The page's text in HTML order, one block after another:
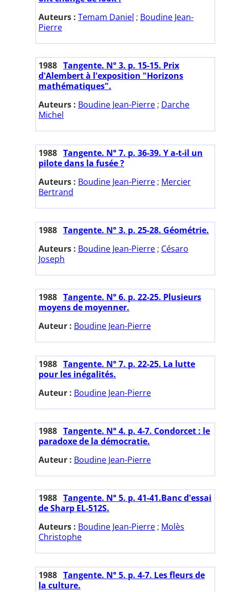
Auteurs : Temam Daniel ; Boudine Jean-
Pierre
1988 Tangente. N° 3. p. 15-15. Prix
d'Alembert à l'exposition "Horizons
mathématiques".
Auteurs : Boudine Jean-Pierre ; Darche
Michel
1988 Tangente. N° 7. p. 36-39. Y a-t-il un
pilote dans la fusée ?
Auteurs : Boudine Jean-Pierre ; Mercier
Bertrand
1988 Tangente. N° 3. p. 25-28. Géométrie.
Auteurs : Boudine Jean-Pierre ; Césaro
Joseph
1988 Tangente. N° 6. p. 22-25. Plusieurs
moyens de moyenner.
Auteur : Boudine Jean-Pierre
1988 Tangente. N° 7. p. 22-25. La lutte
pour les inégalités.
Auteur : Boudine Jean-Pierre
1988 Tangente. N° 4. p. 4-7. Condorcet : le
paradoxe de la démocratie.
Auteur : Boudine Jean-Pierre
1988 Tangente. N° 5. p. 41-41.Banc d'essai
de Sharp EL-512S.
Auteurs : Boudine Jean-Pierre ; Molès
Christophe
1988 Tangente. N° 5. p. 4-7. Les fleurs de
la culture.